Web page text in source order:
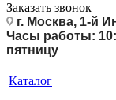
Заказать звонок
г. Москва, 1-й
Часы работы:
пятницу
Каталог